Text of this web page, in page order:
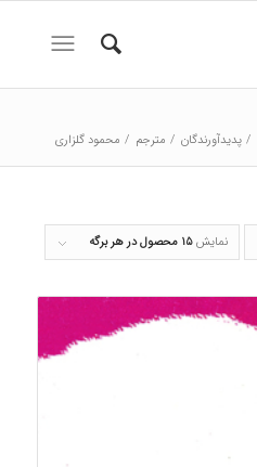
/ پدیدآورندگان / مترجم / محمود گلزاری
نمایش۱۵ محصول در هر برگه